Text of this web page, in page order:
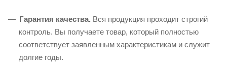
Гарантия качества. Вся продукция проходит строгий
контроль. Вы получаете товар, который полностью
соответствует заявленным характеристикам и служит
долгие годы.